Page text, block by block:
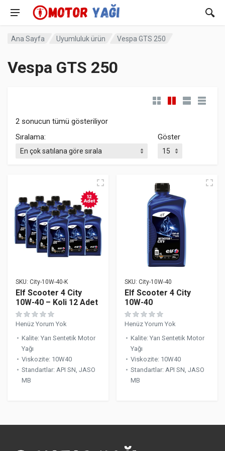
Ana Sayfa Uyumluluk ürün Vespa GTS 250
Vespa GTS 250
2 sonucun tümü gösteriliyorPopülerliğe göre sıralandı
Sıralama:
Göster
SKU: City-10W-40-K
Elf Scooter 4 City
10W-40 – Koli 12 Adet
Henüz Yorum Yok
Kalite: Yarı Sentetik Motor
Yağı
Viskozite: 10W40
Standartlar: API SN, JASO
MB
SKU: City-10W-40
Elf Scooter 4 City
10W-40
Henüz Yorum Yok
Kalite: Yarı Sentetik Motor
Yağı
Viskozite: 10W40
Standartlar: API SN, JASO
MB